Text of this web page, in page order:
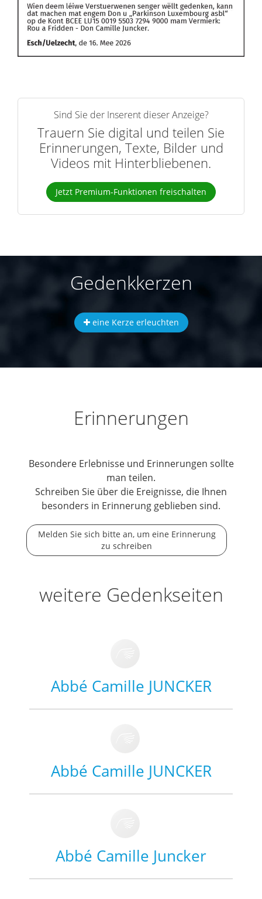
Sind Sie der Inserent dieser Anzeige?
Trauern Sie digital und teilen Sie
Erinnerungen, Texte, Bilder und
Videos mit Hinterbliebenen.
Jetzt Premium-Funktionen freischalten
Gedenkkerzen
eine Kerze erleuchten
Erinnerungen
Besondere Erlebnisse und Erinnerungen sollte
man teilen.
Schreiben Sie über die Ereignisse, die Ihnen
besonders in Erinnerung geblieben sind.
Melden Sie sich bitte an, um eine Erinnerung
zu schreiben
weitere Gedenkseiten
Abbé Camille JUNCKER
Abbé Camille JUNCKER
Abbé Camille Juncker